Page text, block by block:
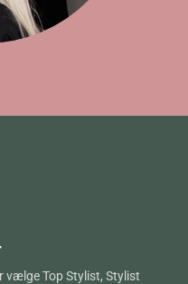
vælge Top Stylist, Stylist